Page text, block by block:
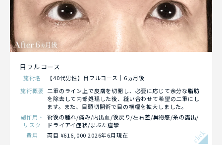
目フルコース
施術名
【40代男性】目フルコース｜6ヵ月後
施術概要 二重のライン上で皮膚を切開し、必要に応じて余分な脂肪
を除去して内部処理した後、縫い合わせて希望の二重にし
ます。また、目頭切開術で目の横幅を拡大しました。
副作用・
リスク
術後の腫れ/痛み/内出血/後戻り/左右差/異物感/糸の露出/
ドライアイ症状/まぶた痙攣
費用
両目 ¥616,000 2026年6月現在 click